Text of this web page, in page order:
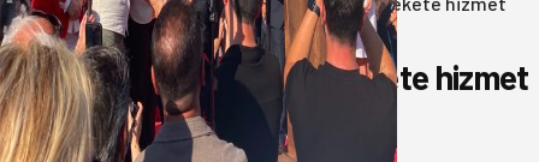
hemşerim!
Akın: Benim derdim memlekete hizmet
hemşerim!